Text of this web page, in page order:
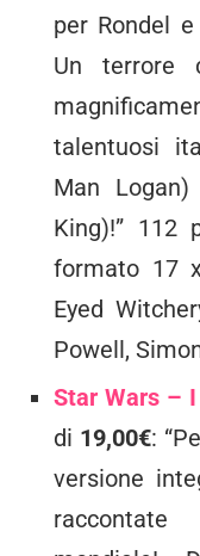
per Rondel
Un terrore
talentuosi
Man Logan)
King)!” 112
formato 17
Eyed
Powell,
Star Wars –
di 19,00€:
versione